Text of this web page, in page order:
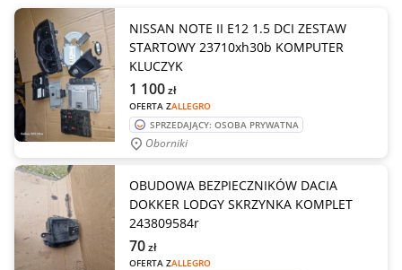
NISSAN NOTE II E12 1.5 DCI ZESTAW
STARTOWY 23710xh30b KOMPUTER
KLUCZYK
OFERTA ZALLEGRO
1 100zł
SPRZEDAJĄCY: OSOBA PRYWATNA
Oborniki
OBUDOWA BEZPIECZNIKÓW DACIA
DOKKER LODGY SKRZYNKA KOMPLET
243809584r
OFERTA ZALLEGRO
70zł